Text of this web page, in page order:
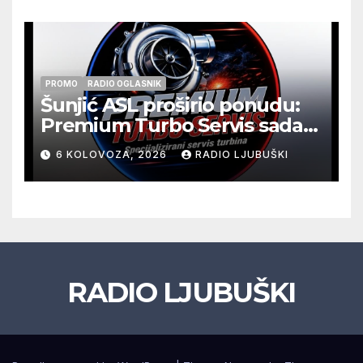
PROMO RADIO OGLASNIK
Šunjić ASL proširio ponudu:
Premium Turbo Servis sada
na jednoj adresi u Ljubuškom
6 KOLOVOZA, 2026 RADIO LJUBUŠKI
RADIO LJUBUŠKI